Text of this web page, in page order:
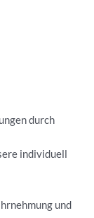
durch
individuell
und